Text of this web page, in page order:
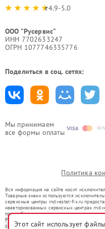
Мы принимаем
все формы оплаты
4.9-5.0
ООО "Русервис"
ИНН 7702633247
ОГРН 1077746335776
Поделиться в соц. сетях:
Политика
Вся информация на сайте носит
Товарные знаки используются
сервисные центры rnd.vestel-fix.ru
неавторизованных сервисных центрах
правообладателями товарных знаков или
Ремонт осуществляется для устройств,
со статьей 1487 ГК РФ.
Этот сайт использует